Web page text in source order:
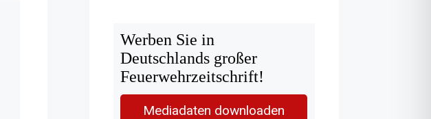
Werben Sie in
Deutschlands großer
Feuerwehrzeitschrift!
Mediadaten downloaden